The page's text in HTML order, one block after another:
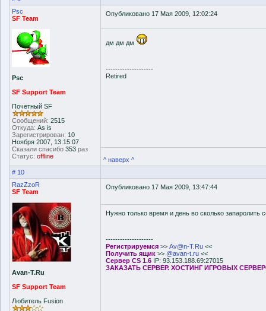
Psc
SF Team
Psc
SF Support Team
Почетный SF
Сообщений: 2515
Откуда: As is
Зарегистрирован: 10
Ноября 2007, 13:15:07
Сказали спасибо 353 раз
Статус: offline
Опубликовано 17 Мая 2009, 12:02:24
дм дм дм
--------------------
Retired
^ наверх ^
# 10
RazZzoR
SF Team
Avan-T.Ru
SF Support Team
Любитель Fusion
Опубликовано 17 Мая 2009, 13:47:44
Нужно только время и день во сколько запаролить
--------------------
Регистрируемся >> Av@n-T.Ru <<
Получить ящик >> @avan-t.ru <<
Сервер CS 1.6 IP: 93.153.188.69:27015
ЗАКАЗАТЬ СЕРВЕР. ХОСТИНГ ИГРОВЫХ